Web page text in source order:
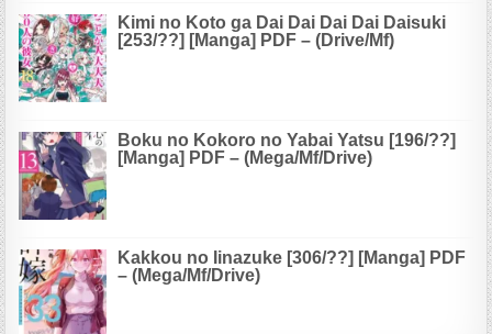
Kimi no Koto ga Dai Dai Dai Dai Daisuki
[253/??] [Manga] PDF – (Drive/Mf)
Boku no Kokoro no Yabai Yatsu [196/??]
[Manga] PDF – (Mega/Mf/Drive)
Kakkou no Iinazuke [306/??] [Manga] PDF
– (Mega/Mf/Drive)